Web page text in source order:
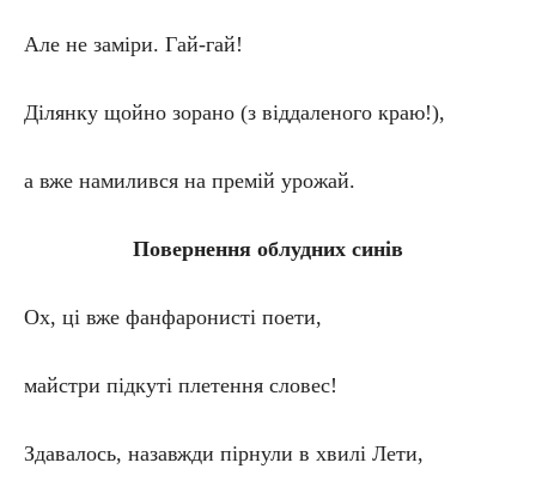
Але не заміри. Гай-гай!
Ділянку щойно зорано (з віддаленого краю!),
а вже намилився на премій урожай.
Повернення облудних синів
Ох, ці вже фанфаронисті поети,
майстри підкуті плетення словес!
Здавалось, назавжди пірнули в хвилі Лети,